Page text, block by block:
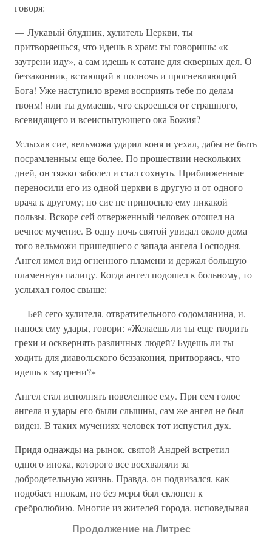
говоря:
— Лукавый блудник, хулитель Церкви, ты
притворяешься, что идешь в храм: ты говоришь: «к
заутрени иду», а сам идешь к сатане для скверных дел. О
беззаконник, встающий в полночь и прогневляющий
Бога! Уже наступило время восприять тебе по делам
твоим! или ты думаешь, что скроешься от страшного,
всевидящего и всеиспытующего ока Божия?
Услыхав сие, вельможа ударил коня и уехал, дабы не быть
посрамленным еще более. По прошествии нескольких
дней, он тяжко заболел и стал сохнуть. Приближенные
переносили его из одной церкви в другую и от одного
врача к другому; но сие не приносило ему никакой
пользы. Вскоре сей отверженный человек отошел на
вечное мучение. В одну ночь святой увидал около дома
того вельможи пришедшего с запада ангела Господня.
Ангел имел вид огненного пламени и держал большую
пламенную палицу. Когда ангел подошел к больному, то
услыхал голос свыше:
— Бей сего хулителя, отвратительного содомлянина, и,
нанося ему удары, говори: «Желаешь ли ты еще творить
грехи и осквернять различных людей? Будешь ли ты
ходить для диавольского беззакония, притворяясь, что
идешь к заутрени?»
Ангел стал исполнять повеленное ему. При сем голос
ангела и удары его были слышны, сам же ангел не был
виден. В таких мучениях человек тот испустил дух.
Придя однажды на рынок, святой Андрей встретил
одного инока, которого все восхваляли за
добродетельную жизнь. Правда, он подвизался, как
подобает инокам, но без меры был склонен к
сребролюбию. Многие из жителей города, исповедывая
нищим. Он же, будучи одержим ненасытною страстью
Продолжение на Литрес